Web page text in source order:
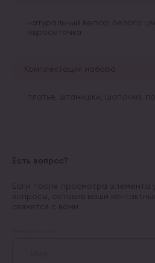
натуральный велюр белого
евросеточка
Комплектация набора
платье, штанишки, шапочка,
Есть вопрос?
Если после просмотра элемента
вопросы, оставив ваши
свяжется с вами